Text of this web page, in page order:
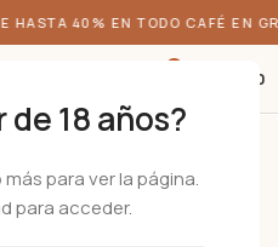
de 18 años?
para ver la página.
para acceder.
HASTA 40% EN TODO CAFÉ EN
0.00